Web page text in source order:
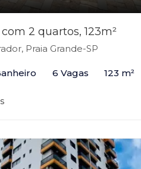
2 quartos, 123m²
Praia Grande-SP
6 Vagas 123 m²